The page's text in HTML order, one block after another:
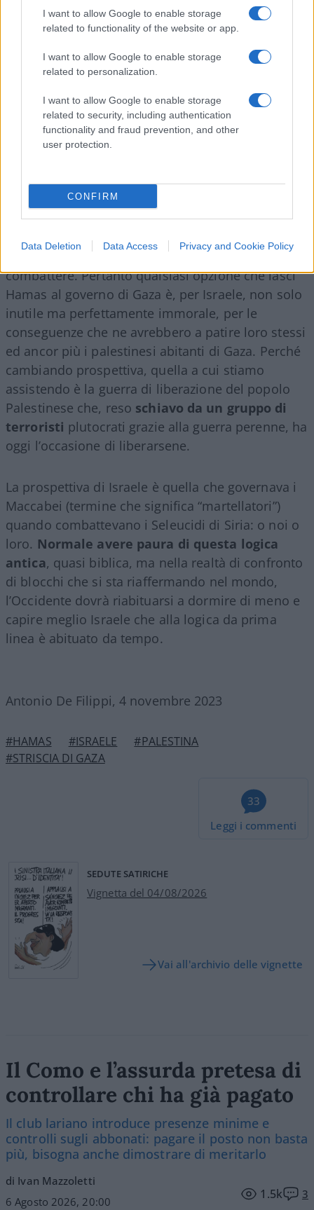
I want to allow Google to enable storage
related to functionality of the website or app.
I want to allow Google to enable storage
related to personalization.
I want to allow Google to enable storage
related to security, including authentication
functionality and fraud prevention, and other
user protection.
CONFIRM
Data Deletion Data Access Privacy and Cookie Policy
Il Presidente Macron, giustamente, ha vietato le
palestinesi sono entrambi popoli di origine semita
dobbiamo vietare le manifestazioni di odio contro
gli ebrei ed Israele. Non usiamo perifrasi o
ragionamenti complessi: se qualcuno uccide i tuoi
incessantemente con missili artigianali capaci
solo di uccidere a caso, lo fa perché
vuole distruggertie l’odio è molto più potente
dell’antisemitismo, l’odio giustifica qualunque
azione, l’odio non si può governare lo si può solo
combattere. Pertanto qualsiasi opzione che lasci
Hamas al governo di Gaza è, per Israele, non solo
inutile ma perfettamente immorale, per le
conseguenze che ne avrebbero a patire loro stessi
ed ancor più i palestinesi abitanti di Gaza. Perché
cambiando prospettiva, quella a cui stiamo
assistendo è la guerra di liberazione del popolo
Palestinese che, reso schiavo da un gruppo di
terroristi plutocrati grazie alla guerra perenne, ha
oggi l’occasione di liberarsene.
La prospettiva di Israele è quella che governava i
Maccabei (termine che significa “martellatori”)
quando combattevano i Seleucidi di Siria: o noi o
loro. Normale avere paura di questa logica
antica, quasi biblica, ma nella realtà di confronto
di blocchi che si sta riaffermando nel mondo,
l’Occidente dovrà riabituarsi a dormire di meno e
capire meglio Israele che alla logica da prima
linea è abituato da tempo.
Antonio De Filippi, 4 novembre 2023
#HAMAS #ISRAELE
#PALESTINA
#STRISCIA DI GAZA
33
Leggi i commenti
SEDUTE SATIRICHE
Vignetta del 04/08/2026
Vai all'archivio delle vignette
Il Como e l’assurda pretesa di
controllare chi ha già pagato
Il club lariano introduce presenze minime e
controlli sugli abbonati: pagare il posto non basta
più, bisogna anche dimostrare di meritarlo
di Ivan Mazzoletti
6 Agosto 2026, 20:00
1.5k 3